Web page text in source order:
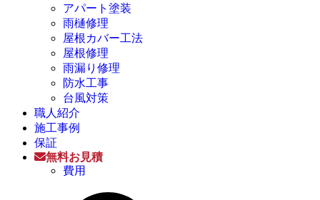
アパート塗装
雨樋修理
屋根カバー工法
屋根修理
雨漏り修理
防水工事
台風対策
職人紹介
施工事例
保証
無料お見積
費用